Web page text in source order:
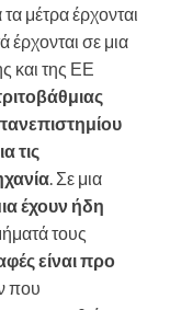
μέτρα έρχονται
έρχονται σε μια
και της ΕΕ
τις
. Σε μια
έχουν ήδη
τους
είναι προ
που